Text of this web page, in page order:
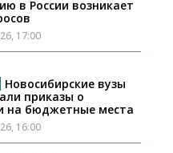
в России возникает
17:00
Новосибирские вузы
приказы о
на бюджетные места
16:00